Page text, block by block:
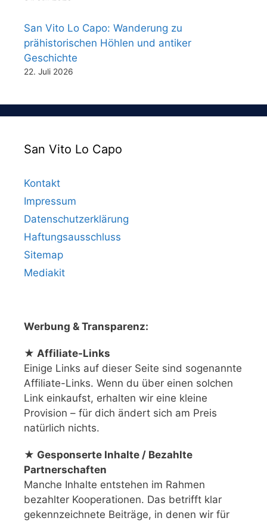
San Vito Lo Capo: Wanderung zu
prähistorischen Höhlen und antiker
Geschichte
22. Juli 2026
San Vito Lo Capo
Kontakt
Impressum
Datenschutzerklärung
Haftungsausschluss
Sitemap
Mediakit
Werbung & Transparenz:
★ Affiliate-Links
Einige Links auf dieser Seite sind sogenannte
Affiliate-Links. Wenn du über einen solchen
Link einkaufst, erhalten wir eine kleine
Provision – für dich ändert sich am Preis
natürlich nichts.
★ Gesponserte Inhalte / Bezahlte
Partnerschaften
Manche Inhalte entstehen im Rahmen
bezahlter Kooperationen. Das betrifft klar
gekennzeichnete Beiträge, in denen wir für